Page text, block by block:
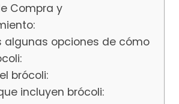
Compra y
algunas opciones de cómo
brócoli:
incluyen brócoli: